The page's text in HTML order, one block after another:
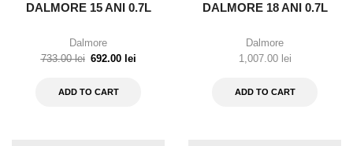
DALMORE 15 ANI 0.7L
Dalmore
733.00lei 692.00 lei
ADD TO CART
DALMORE 18 ANI 0.7L
Dalmore
1,007.00 lei
ADD TO CART